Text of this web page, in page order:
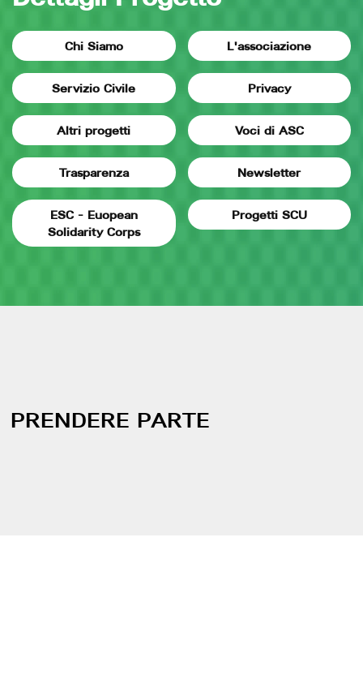
Chi Siamo L'associazione
Servizio Civile Privacy
Altri progetti Voci di ASC
Trasparenza Newsletter
ESC - Euopean
Solidarity Corps
Progetti SCU
PRENDERE PARTE